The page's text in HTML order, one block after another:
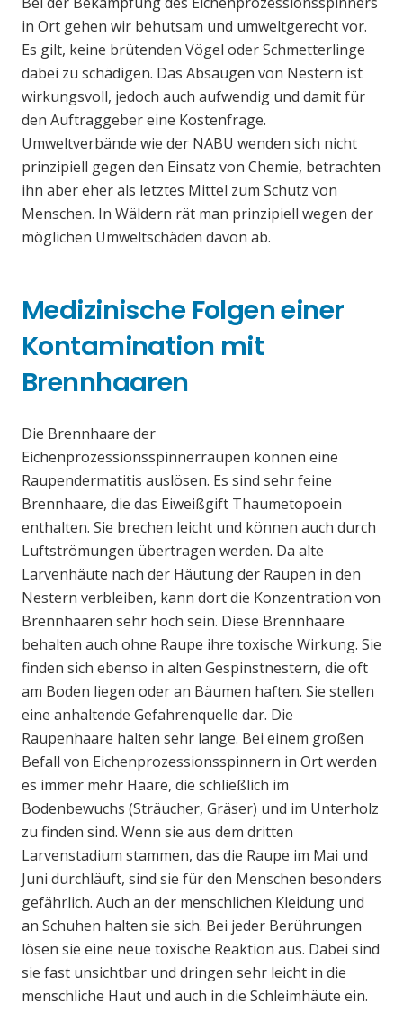
in Ort gehen wir behutsam und umweltgerecht vor.
Es gilt, keine brütenden Vögel oder Schmetterlinge
dabei zu schädigen. Das Absaugen von Nestern ist
wirkungsvoll, jedoch auch aufwendig und damit für
den Auftraggeber eine Kostenfrage.
Umweltverbände wie der NABU wenden sich nicht
prinzipiell gegen den Einsatz von Chemie, betrachten
ihn aber eher als letztes Mittel zum Schutz von
Menschen. In Wäldern rät man prinzipiell wegen der
möglichen Umweltschäden davon ab.
Medizinische Folgen einer
Kontamination mit
Brennhaaren
Die Brennhaare der
Eichenprozessionsspinnerraupen können eine
Raupendermatitis auslösen. Es sind sehr feine
Brennhaare, die das Eiweißgift Thaumetopoein
enthalten. Sie brechen leicht und können auch durch
Luftströmungen übertragen werden. Da alte
Larvenhäute nach der Häutung der Raupen in den
Nestern verbleiben, kann dort die Konzentration von
Brennhaaren sehr hoch sein. Diese Brennhaare
behalten auch ohne Raupe ihre toxische Wirkung. Sie
finden sich ebenso in alten Gespinstnestern, die oft
am Boden liegen oder an Bäumen haften. Sie stellen
eine anhaltende Gefahrenquelle dar. Die
Raupenhaare halten sehr lange. Bei einem großen
Befall von Eichenprozessionsspinnern in Ort werden
es immer mehr Haare, die schließlich im
Bodenbewuchs (Sträucher, Gräser) und im Unterholz
zu finden sind. Wenn sie aus dem dritten
Larvenstadium stammen, das die Raupe im Mai und
Juni durchläuft, sind sie für den Menschen besonders
gefährlich. Auch an der menschlichen Kleidung und
an Schuhen halten sie sich. Bei jeder Berührungen
lösen sie eine neue toxische Reaktion aus. Dabei sind
sie fast unsichtbar und dringen sehr leicht in die
menschliche Haut und auch in die Schleimhäute ein.